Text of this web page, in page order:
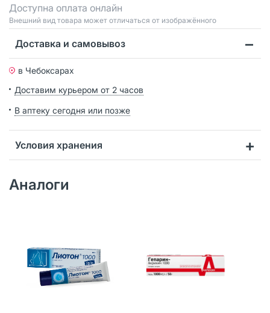
Доступна оплата онлайн
Bнешний вид товара может отличаться от изображённого
Доставка и самовывоз
в Чебоксарах
Доставим курьером от 2 часов
В аптеку сегодня или позже
Условия хранения
Аналоги